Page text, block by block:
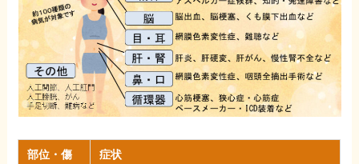
部位・傷
症状